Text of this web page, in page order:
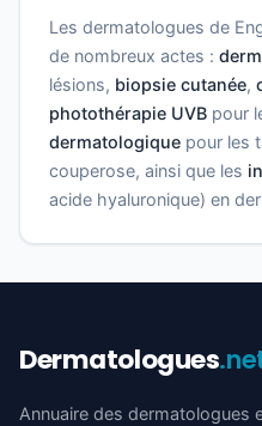
Les dermatologues de
de nombreux actes :
lésions, biopsie cutanée,
photothérapie UVB pour
dermatologique pour les
couperose, ainsi que les
acide hyaluronique) en
Dermatologues
Annuaire des dermatologues